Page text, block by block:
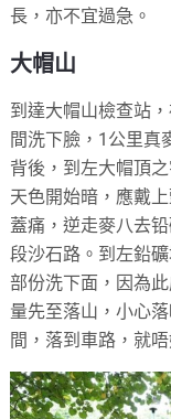
長，亦不宜過急。
大帽山
到達大帽山檢查站
間洗下臉，1公里真
背後，到左大帽頂
天色開始暗，應戴
蓋痛，逆走麥八去
段沙石路。到左鉛
部份洗下面，因為
量先至落山，小心
間，落到車路，就